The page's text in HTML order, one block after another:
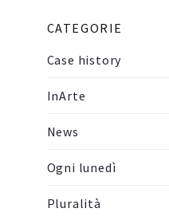
CATEGORIE
Case history
InArte
News
Ogni lunedì
Pluralità